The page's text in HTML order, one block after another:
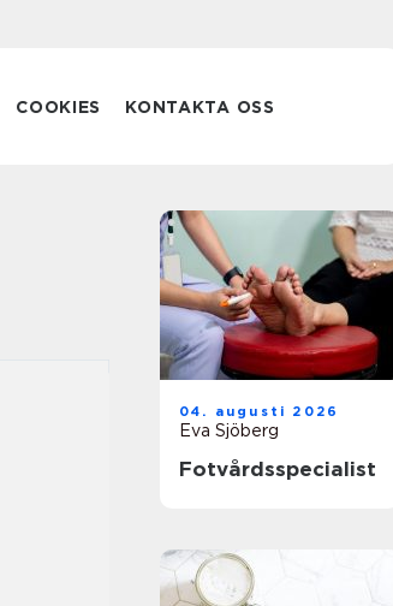
COOKIES KONTAKTA OSS
04. augusti 2026
Eva Sjöberg
Fotvårdsspecialist